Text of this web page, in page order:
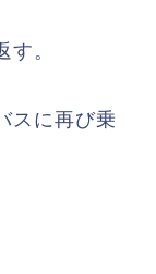
。
スに再び乗